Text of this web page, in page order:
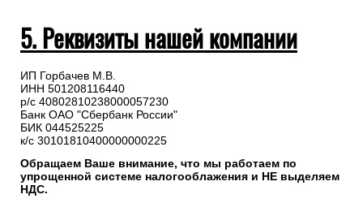
5. Реквизиты нашей компании
ИП Горбачев М.В.
ИНН 501208116440
р/с 40802810238000057230
Банк ОАО "Сбербанк России"
БИК 044525225
к/с 30101810400000000225
Обращаем Ваше внимание, что мы работаем по
упрощенной системе налогооблажения и НЕ выделяем
НДС.